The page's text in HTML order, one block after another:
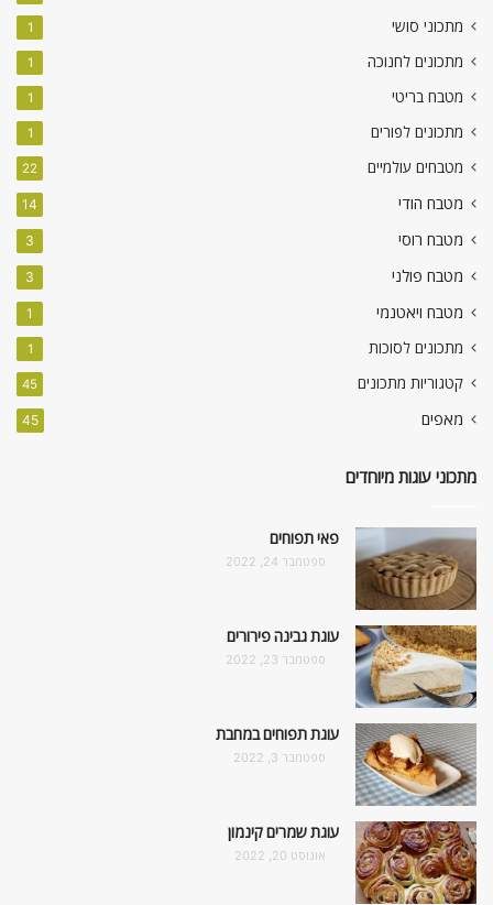
מתכוני סושי 1
מתכונים לחנוכה 1
מטבח בריטי 1
מתכונים לפורים 1
מטבחים עולמיים 22
מטבח הודי 14
מטבח רוסי 3
מטבח פולני 3
מטבח ויאטנמי 1
מתכונים לסוכות 1
קטגוריות מתכונים 45
מאפים 45
מתכוני עוגות מיוחדים
פאי תפוחים
ספטמבר 24, 2022
עוגת גבינה פירורים
ספטמבר 23, 2022
עוגת תפוחים במחבת
ספטמבר 3, 2022
עוגת שמרים קינמון
אוגוסט 20, 2022